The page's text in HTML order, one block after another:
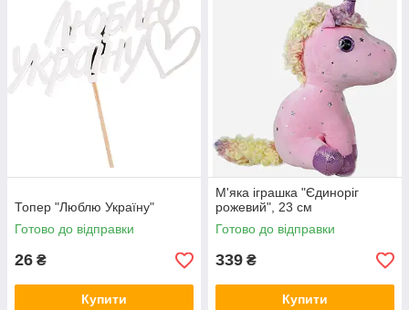
Топер "Люблю Україну"
Готово до відправки
26 ₴
Купити
М'яка іграшка "Єдиноріг
рожевий", 23 см
Готово до відправки
339 ₴
Купити